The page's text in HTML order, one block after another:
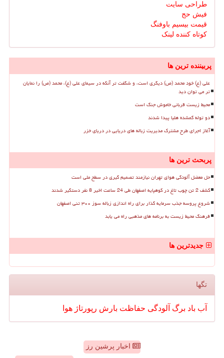
طراحی سایت
فیش حج
قیمت بیسیم باوفنگ
کوتاه کننده لینک
پربیننده ترین ها
علی (ع) خود محمد (ص) دیگری است، و شگفت تر آنکه در سیمای علی (ع)، محمد (ص) را نمایان
تر می توان دید
محیط زیست قربانی خاموش جنگ است
دو توله گمشده هلیا پیدا شدند
آغاز اجرای طرح مشترک مدیریت زباله های دریایی در دریای خزر
پربحث ترین ها
حل معضل آلودگی هوای تهران نیازمند تصمیم گیری در سطح ملی است
کشف 2 تن چوب تاغ در کوهپایه اصفهان طی 24 ساعت اخیر 8 نفر دستگیر شدند
شروع پروسه جذب سرمایه گذار برای راه اندازی زباله سوز ۳۰۰ تنی اصفهان
فرهنگ محیط زیست به برنامه های مذهبی راه می یابد
جدیدترین ها
تگها
آب باد برگ آلودگی حفاظت بارش رپورتاژ هوا
اخبار پرشین رز